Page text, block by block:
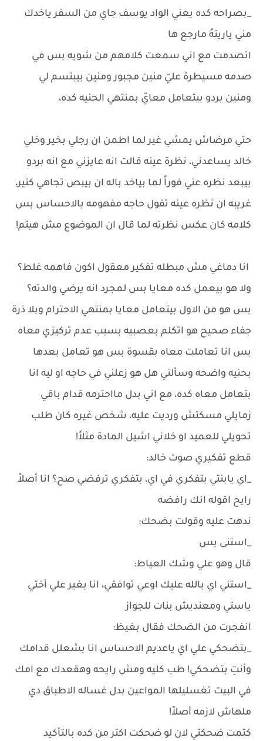
_بصراحه كده يعني الواد يوسف جاي من السفر ياخدك
مني ياريتهُ مارجع ها
اتصدمت مع اني سمعت كلامهم من شويه بس في
صدمه مسيطرة عليّ منين مجبور ومنين بيبتسم لي
ومنين بردو بيتعامل معايّ بمنتهي الحنيه كده،
حتي مرضاش يمشي غير لما اطمن ان رجلي بخير وخلي
خالد يساعدني، نظرة عينه قالت انه عايزني مع انه بردو
بيبعد نظره عني فوراً لما بياخد باله ان بيبص تجاهي كتير،
غريبه ان نظره عينه تقول حاجه مفهومه بالاحساس بس
كلامه كان عكس نظرته لما قال ان الموضوع مش هيتم!
انا دماغي مش مبطله تفكير معقول اكون فاهمه غلط؟
ولا هو بيعمل كده معايا بس لمجرد انه يرضي والدته؟
بس هو من الاول بيتعامل معايا بمنتهي الاحترام وبلا ذرة
جفاء صحيح هو اتكلم بعصبيه بسبب عدم تركيزي معاه
بس انا تعاملت معاه بقسوة بس هو تعامل بعدها
بحنيه واضحه وسألني هل هو زعلني في حاجه او ليه انا
بتعامل معاه كده، مع اني بدل مااحترمه قدام باقي
زمايلي مسكتش ورديت عليه، شخص غيره كان طلب
تحويلي للعميد او خلاني اشيل المادة مثلاً!
قطع تفكيري صوت خالد:
_اي يابنتي بتفكري في اي، بتفكري ترفضي صح؟ انا أصلاً
رايح اقوله انك رافضه
ندهت عليه وقولت بضحك:
_استنى بس
قال وهو علي وشك العياط:
_استني اي بالله عليك اوعي توافقي، انا بغير علي أختي
ياستي ومعنديش بنات للجواز
انفجرت من الضحك فقال بغيظ:
_بتضحكي علي اي ياعديم الاحساس انا بشعلل قدامك
وأنتِ بتضحكي! طب كليه ومش رايحه وهقعدك مع امك
في البيت تغسليلها المواعين بدل غساله الاطباق دي
ملهاش لازمه أصلاً!
كتمت ضحكتي لان لو ضحكت اكتر من كده بالتأكيد